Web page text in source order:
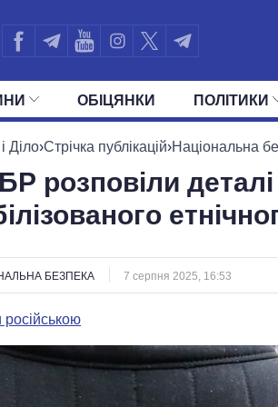
ОБIЦЯНКИ ПОЛIТИКИ
УСІ ПОЛІТИКИ ПРЕЗИДЕНТ І
Діло›Стрічка публікацій›Національна
розповіли
БЕЗПЕКА 7 серпня 2025, 16:53
російською